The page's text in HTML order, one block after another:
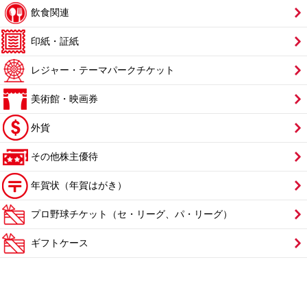
飲食関連
印紙・証紙
レジャー・テーマパークチケット
美術館・映画券
外貨
その他株主優待
年賀状（年賀はがき）
プロ野球チケット（セ・リーグ、パ・リーグ）
ギフトケース